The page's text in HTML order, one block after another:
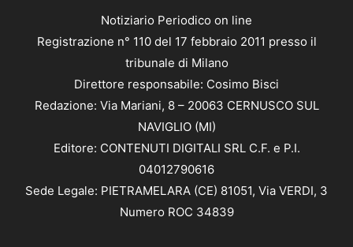
Notiziario Periodico on line
Registrazione n° 110 del 17 febbraio 2011 presso il
tribunale di Milano
Direttore responsabile: Cosimo Bisci
Redazione: Via Mariani, 8 – 20063 CERNUSCO SUL
NAVIGLIO (MI)
Editore: CONTENUTI DIGITALI SRL C.F. e P.I.
04012790616
Sede Legale: PIETRAMELARA (CE) 81051, Via VERDI, 3
Numero ROC 34839